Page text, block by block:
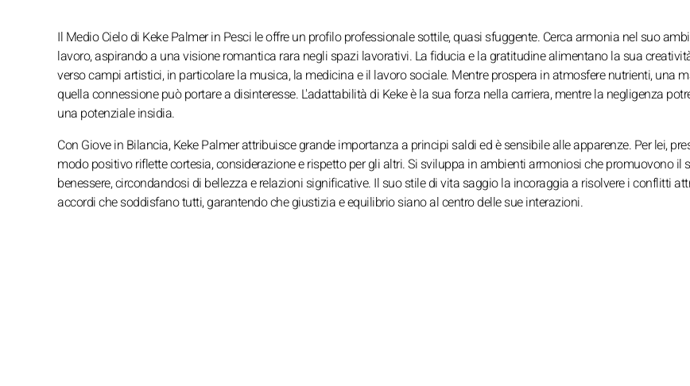
Il Medio Cielo di Keke Palmer in Pesci le offre un profilo professionale sottile, quasi sfuggente. Cerca armonia nel suo
lavoro, aspirando a una visione romantica rara negli spazi lavorativi. La fiducia e la gratitudine alimentano la sua
verso campi artistici, in particolare la musica, la medicina e il lavoro sociale. Mentre prospera in atmosfere nutrienti, una
quella connessione può portare a disinteresse. L'adattabilità di Keke è la sua forza nella carriera, mentre la negligenza
una potenziale insidia.
Con Giove in Bilancia, Keke Palmer attribuisce grande importanza a principi saldi ed è sensibile alle apparenze. Per lei,
modo positivo riflette cortesia, considerazione e rispetto per gli altri. Si sviluppa in ambienti armoniosi che promuovono il
benessere, circondandosi di bellezza e relazioni significative. Il suo stile di vita saggio la incoraggia a risolvere i conflitti
accordi che soddisfano tutti, garantendo che giustizia e equilibrio siano al centro delle sue interazioni.